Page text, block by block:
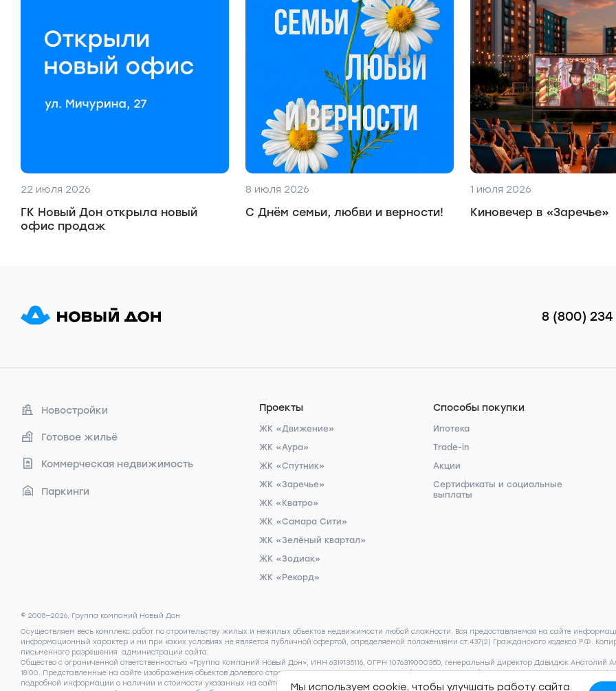
22 июля 2026
ГК Новый Дон открыла новый
офис продаж
8 июля 2026
С Днём семьи, любви и верности!
1 июля 2026
Киновечер в «Заречье»
8 (800) 234
Новостройки
Готовое жильё
Коммерческая недвижимость
Паркинги
Проекты
ЖК «Движение»
ЖК «Аура»
ЖК «Спутник»
ЖК «Заречье»
ЖК «Кватро»
ЖК «Самара Сити»
ЖК «Зелёный квартал»
ЖК «Зодиак»
ЖК «Рекорд»
Способы покупки
Ипотека
Trade-in
Акции
Сертификаты и социальные
выплаты
© 2008—2026. Группа компаний Новый Дон
Осуществляем весь комплекс работ по строительству жилых и нежилых объектов недвижимости любой сложности. Вся предоставляемая на сайте
информационный характер и ни при каких условиях не является публичной офертой, определяемой положениями ст.437(2) Гражданского кодекса РФ.
письменного разрешения администрации сайта.
Общество с ограниченной ответственностью «Группа Компаний Новый Дон», ИНН 6319135116, ОГРН 1076319000350, генеральный директор Давидюк
18:00. Представленные на сайте изображения объектов долевого строительства носят предварительный ознакомительный характер и могут отличаться
подробной информации о наличии и стоимости указанных на сайте квартир, пожалуйста, обращайтесь по телефону 8 (800) 505 93 22.Согласие на
Мы используем cookie, чтобы улучшать работу сайта.